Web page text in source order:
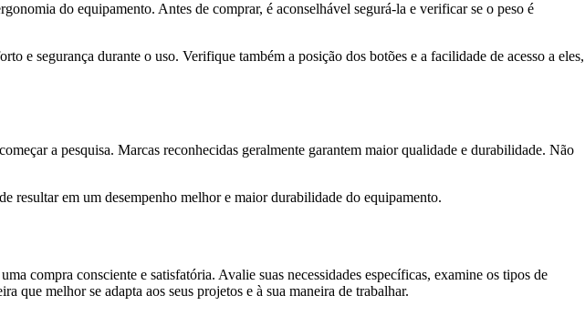
do equipamento. Antes de comprar, é aconselhável segurá-la e verificar se o peso é
e segurança durante o uso. Verifique também a posição dos botões e a facilidade de acesso a eles,
a pesquisa. Marcas reconhecidas geralmente garantem maior qualidade e durabilidade. Não
resultar em um desempenho melhor e maior durabilidade do equipamento.
compra consciente e satisfatória. Avalie suas necessidades específicas, examine os tipos de
que melhor se adapta aos seus projetos e à sua maneira de trabalhar.